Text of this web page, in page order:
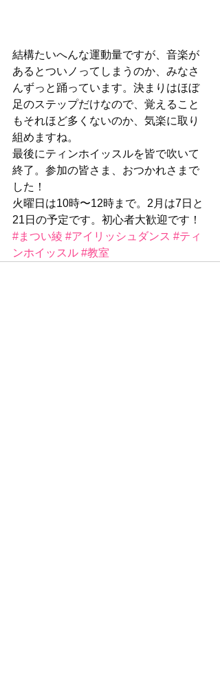
結構たいへんな運動量ですが、音楽が
あるとついノってしまうのか、みなさ
んずっと踊っています。決まりはほぼ
足のステップだけなので、覚えること
もそれほど多くないのか、気楽に取り
組めますね。
最後にティンホイッスルを皆で吹いて
終了。参加の皆さま、おつかれさまで
した！
火曜日は10時〜12時まで。2月は7日と
21日の予定です。初心者大歓迎です！
#まつい綾 #アイリッシュダンス #ティ
ンホイッスル #教室